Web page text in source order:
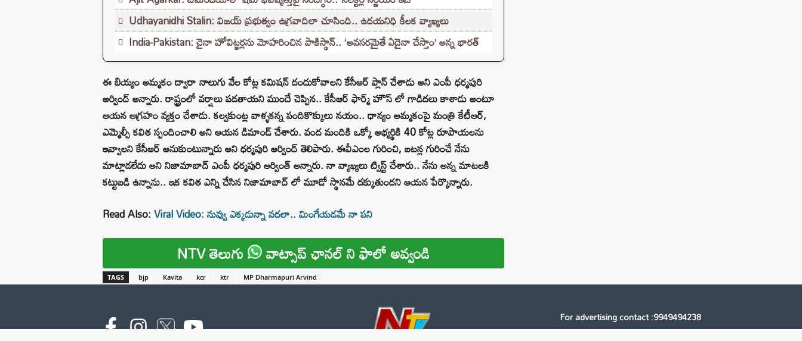
Udhayanidhi Stalin: విజయ్ ప్రభుత్వం ఉగ్రవాదిలా చూసింది.. ఉదయనిధి కీలక వ్యాఖ్యలు
India-Pakistan: చైనా హోవిట్జర్లను మోహరించిన పాకిస్థాన్.. ‘అవసరమైతే ఏదైనా చేస్తాం’ అన్న భారత్
ఈ బియ్యం అమ్మకం ద్వారా నాలుగు వేల కోట్ల కమిషన్ దందుకోవాలని కేసీఆర్ ప్లాన్ చేశాడు అని ఎంపీ ధర్మపురి
అర్వింద్ అన్నారు. రాష్ట్రంలో వర్షాలు పడతాయని ముందే చెప్పిన.. కేసీఆర్ ఫార్మ్ హౌస్ లో గాడిదలు కాశాడు అంటూ
ఆయన ఆగ్రహం వ్యక్తం చేశాడు. కల్వకుంట్ల వాళ్ళకన్న పందికొక్కులు నయం.. ధాన్యం అమ్మకంపై మంత్రి కేటీఆర్,
ఎమ్మెల్సీ కవిత స్పందించాలి అని ఆయన డిమాండ్ చేశారు. వంద మందికి ఒక్కో అభ్యర్థికి 40 కోట్ల రూపాయలను
ఇవ్వాలని కేసీఆర్ అనుకుంటున్నారు అని ధర్మపురి అర్వింద్ తెలిపారు. ఈవీఎంల గురించి, బటన్ల గురించే నేను
మాట్లాడలేదు అని నిజామాబాద్ ఎంపీ ధర్మపురి అర్వింత్ అన్నారు. నా వ్యాఖ్యలు ట్విస్ట్ చేశారు.. నేను అన్న మాటలకి
కట్టుబడి ఉన్నాను.. ఇక కవిత ఎన్ని చేసిన నిజామాబాద్ లో మూడో స్థానమే దక్కుతుందని ఆయన పేర్కొన్నారు.
Read Also:Viral Video: నువ్వు ఎక్కడున్నా వదలా.. మింగేయడమే నా పని
NTV తెలుగు వాట్సాప్ ఛానల్ ని ఫాలో అవ్వండి
TAGS bjp Kavita kcr ktr MP Dharmapuri Arvind
For advertising contact :9949494238
Email: digital@ntvnetwork.com